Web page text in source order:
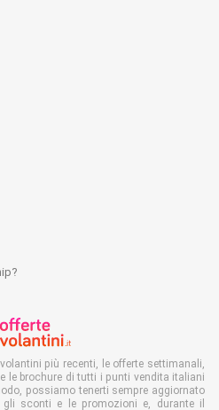
più recenti, le offerte settimanali,
le brochure di tutti i punti vendita italiani
possiamo tenerti sempre aggiornato
sconti e le promozioni e, durante il